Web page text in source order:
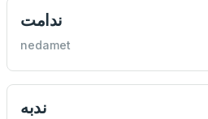
ندامت
nedamet
ندبه